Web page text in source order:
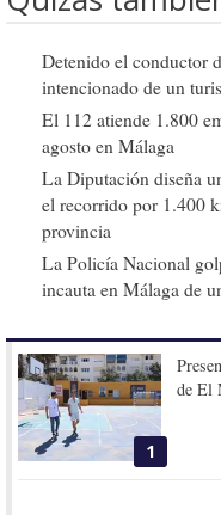
Detenido el conductor
intencionado de un
El 112 atiende 1.800
agosto en Málaga
La Diputación diseña
el recorrido por 1.400
provincia
La Policía Nacional
incauta en Málaga de
1
de El